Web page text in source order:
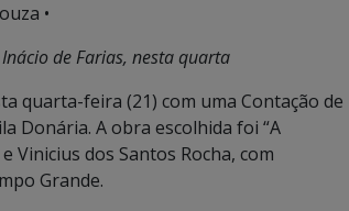
•
de Farias, nesta quarta
quarta-feira (21) com uma Contação de
Donária. A obra escolhida foi “A
Vinicius dos Santos Rocha, com
Grande.